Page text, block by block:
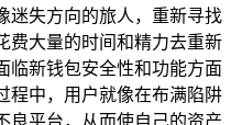
迷失方向的旅人，重新寻找
费大量的时间和精力去重新
临新钱包安全性和功能方面
程中，用户就像在布满陷阱
良平台，从而使自己的资产